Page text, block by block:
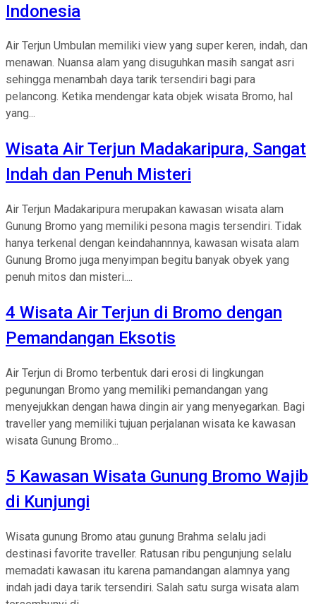
Indonesia
Air Terjun Umbulan memiliki view yang super keren, indah, dan
menawan. Nuansa alam yang disuguhkan masih sangat asri
sehingga menambah daya tarik tersendiri bagi para
pelancong. Ketika mendengar kata objek wisata Bromo, hal
yang...
Wisata Air Terjun Madakaripura, Sangat
Indah dan Penuh Misteri
Air Terjun Madakaripura merupakan kawasan wisata alam
Gunung Bromo yang memiliki pesona magis tersendiri. Tidak
hanya terkenal dengan keindahannnya, kawasan wisata alam
Gunung Bromo juga menyimpan begitu banyak obyek yang
penuh mitos dan misteri....
4 Wisata Air Terjun di Bromo dengan
Pemandangan Eksotis
Air Terjun di Bromo terbentuk dari erosi di lingkungan
pegunungan Bromo yang memiliki pemandangan yang
menyejukkan dengan hawa dingin air yang menyegarkan. Bagi
traveller yang memiliki tujuan perjalanan wisata ke kawasan
wisata Gunung Bromo...
5 Kawasan Wisata Gunung Bromo Wajib
di Kunjungi
Wisata gunung Bromo atau gunung Brahma selalu jadi
destinasi favorite traveller. Ratusan ribu pengunjung selalu
memadati kawasan itu karena pamandangan alamnya yang
indah jadi daya tarik tersendiri. Salah satu surga wisata alam